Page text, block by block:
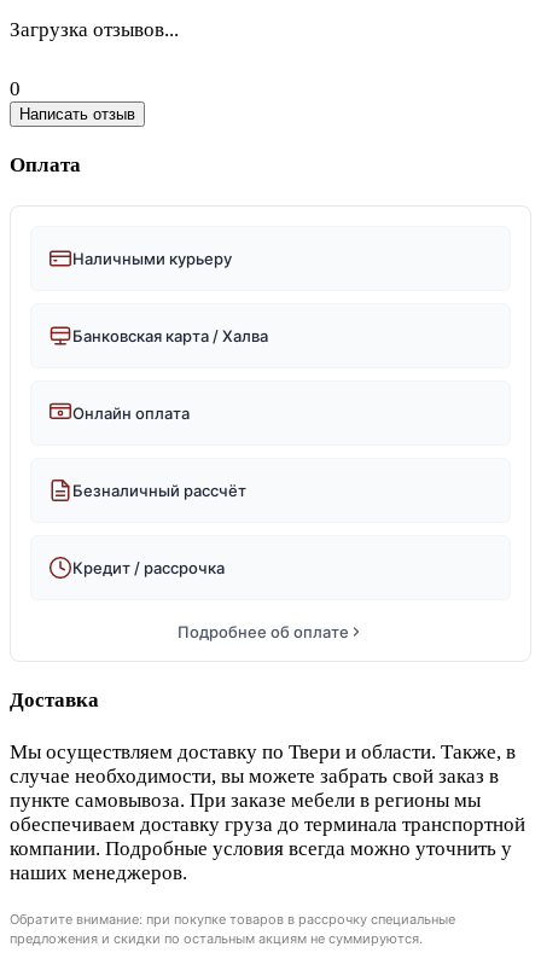
Загрузка отзывов...
0
Написать отзыв
Оплата
Наличными курьеру
Банковская карта / Халва
Онлайн оплата
Безналичный рассчёт
Кредит / рассрочка
Подробнее об оплате
Доставка
Мы осуществляем доставку по Твери и области. Также, в
случае необходимости, вы можете забрать свой заказ в
пункте самовывоза. При заказе мебели в регионы мы
обеспечиваем доставку груза до терминала транспортной
компании. Подробные условия всегда можно уточнить у
наших менеджеров.
Обратите внимание: при покупке товаров в рассрочку специальные
предложения и скидки по остальным акциям не суммируются.